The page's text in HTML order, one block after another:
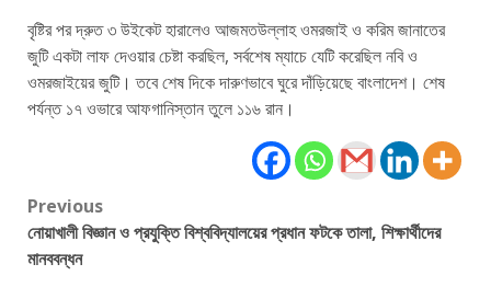
বৃষ্টির পর দ্রুত ৩ উইকেট হারালেও আজমতউল্লাহ ওমরজাই ও করিম জানাতের
জুটি একটা লাফ দেওয়ার চেষ্টা করছিল, সর্বশেষ ম্যাচে যেটি করেছিল নবি ও
ওমরজাইয়ের জুটি। তবে শেষ দিকে দারুণভাবে ঘুরে দাঁড়িয়েছে বাংলাদেশ। শেষ
পর্যন্ত ১৭ ওভারে আফগানিস্তান তুলে ১১৬ রান।
Post
navigation
Previous
নোয়াখালী বিজ্ঞান ও প্রযুক্তি বিশ্ববিদ্যালয়ের প্রধান ফটকে তালা, শিক্ষার্থীদের
মানববন্ধন